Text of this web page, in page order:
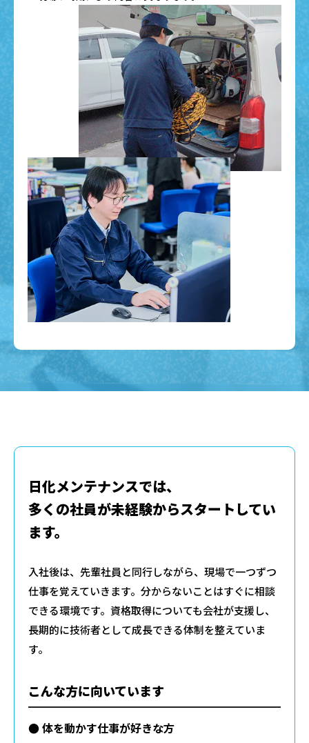
日化メンテナンスでは、
多くの社員が未経験からスタートしてい
ます。
入社後は、先輩社員と同行しながら、現場で一つずつ
仕事を覚えていきます。分からないことはすぐに相談
できる環境です。資格取得についても会社が支援し、
長期的に技術者として成長できる体制を整えていま
す。
こんな方に向いています
● 体を動かす仕事が好きな方